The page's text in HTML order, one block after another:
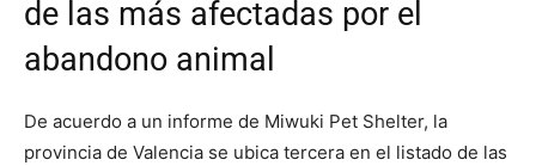
de las más afectadas por el
abandono animal
De acuerdo a un informe de Miwuki Pet Shelter, la
provincia de Valencia se ubica tercera en el listado de las